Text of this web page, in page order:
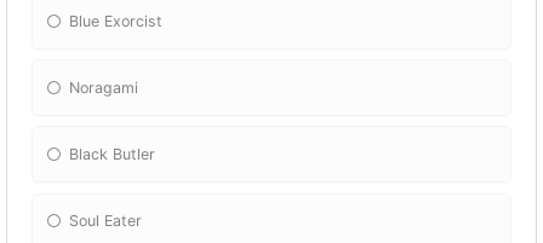
Blue Exorcist
Noragami
Black Butler
Soul Eater